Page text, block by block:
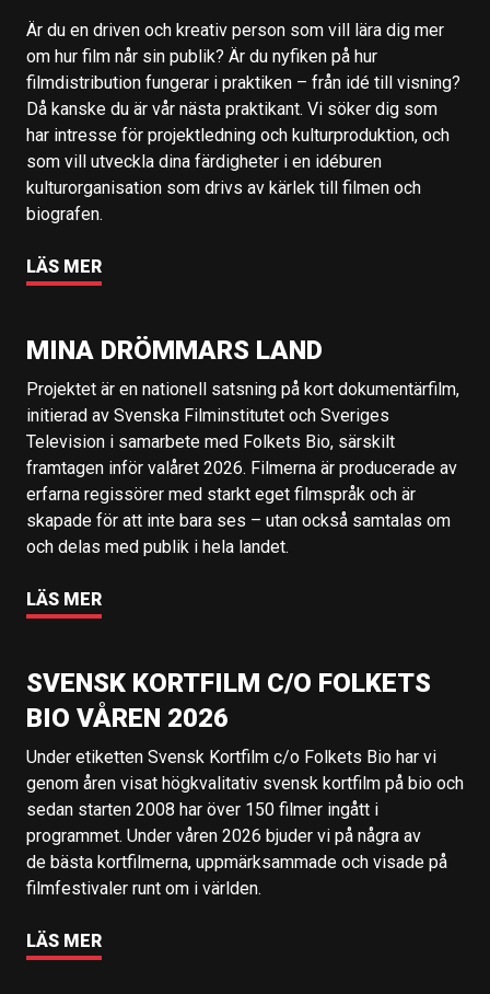
Är du en driven och kreativ person som vill lära dig mer
om hur film når sin publik? Är du nyfiken på hur
filmdistribution fungerar i praktiken – från idé till visning?
Då kanske du är vår nästa praktikant. Vi söker dig som
har intresse för projektledning och kulturproduktion, och
som vill utveckla dina färdigheter i en idéburen
kulturorganisation som drivs av kärlek till filmen och
biografen.
LÄS MER
MINA DRÖMMARS LAND
Projektet är en nationell satsning på kort dokumentärfilm,
initierad av Svenska Filminstitutet och Sveriges
Television i samarbete med Folkets Bio, särskilt
framtagen inför valåret 2026. Filmerna är producerade av
erfarna regissörer med starkt eget filmspråk och är
skapade för att inte bara ses – utan också samtalas om
och delas med publik i hela landet.
LÄS MER
SVENSK KORTFILM C/O FOLKETS
BIO VÅREN 2026
Under etiketten Svensk Kortfilm c/o Folkets Bio har vi
genom åren visat högkvalitativ svensk kortfilm på bio och
sedan starten 2008 har över 150 filmer ingått i
programmet. Under våren 2026 bjuder vi på några av
de bästa kortfilmerna, uppmärksammade och visade på
filmfestivaler runt om i världen.
LÄS MER